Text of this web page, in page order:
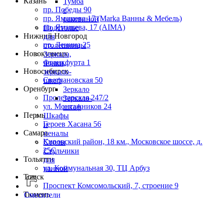
с
раковиной
Подстолье
для
столешницы
Зеркала,
полки,
зеркало-
шкаф
Зеркало
Зеркало-
шкаф
Шкафы
и
пеналы
Столы
Стульчики
для
ванной
Смесители
пр. Победы 90
пр. Ямашева 17 (Marka Ванны & Мебель)
пр. Ямашева, 17 (AIMA)
Нижний Новгород
пр. Ленина 25
Новокузнецк
Франкфурта 1
Новосибирск
Светлановская 50
Оренбург
Пролетарская 247/2
ул. Монтажников 24
Пермь
Героев Хасана 56
Самара
Кировский район, 18 км., Московское шоссе, д.
25С
Тольятти
ул. Коммунальная 30, ТЦ Арбуз
Томск
Проспект Комсомольский, 7, строение 9
Тюмень